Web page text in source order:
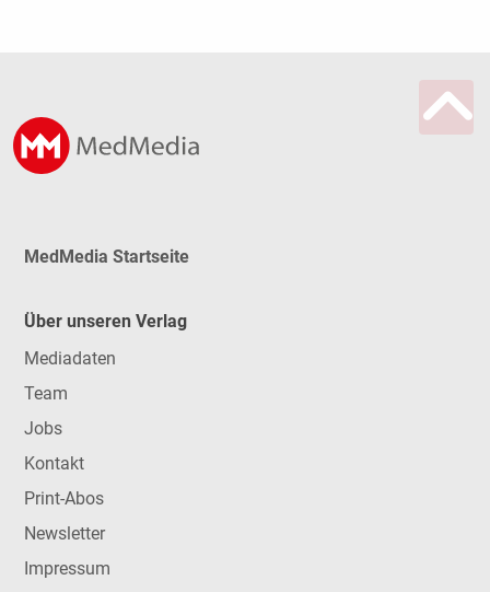
MedMedia Startseite
Über unseren Verlag
Mediadaten
Team
Jobs
Kontakt
Print-Abos
Newsletter
Impressum